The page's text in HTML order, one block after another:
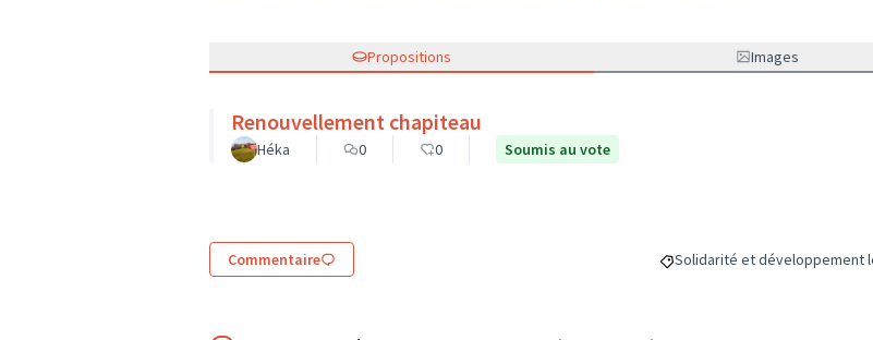
Propositions Images
Renouvellement chapiteau
Héka 0 0 Soumis au vote
Commentaire Filtrer les résultats de la
Solidarité et développement